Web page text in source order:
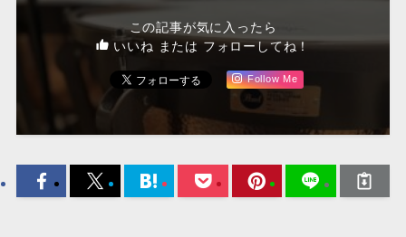
この記事が気に入ったら
いいね または フォローしてね！
Follow Me